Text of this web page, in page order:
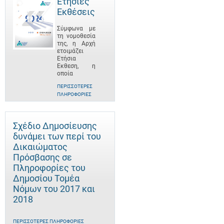
Εκθέσεις
Σύμφωνα με
τη νομοθεσία
της, η Αρχή
ετοιμάζει
Ετήσια
Έκθεση, η
οποία
ΠΕΡΙΣΣΌΤΕΡΕΣ
ΠΛΗΡΟΦΟΡΊΕΣ
Σχέδιο Δημοσίευσης
δυνάμει των περί του
Δικαιώματος
Πρόσβασης σε
Πληροφορίες του
Δημοσίου Τομέα
Νόμων του 2017 και
2018
ΠΕΡΙΣΣΌΤΕΡΕΣ ΠΛΗΡΟΦΟΡΊΕΣ